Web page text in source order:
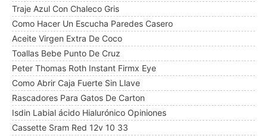
Traje Azul Con Chaleco Gris
Como Hacer Un Escucha Paredes Casero
Aceite Virgen Extra De Coco
Toallas Bebe Punto De Cruz
Peter Thomas Roth Instant Firmx Eye
Como Abrir Caja Fuerte Sin Llave
Rascadores Para Gatos De Carton
Isdin Labial ácido Hialurónico Opiniones
Cassette Sram Red 12v 10 33